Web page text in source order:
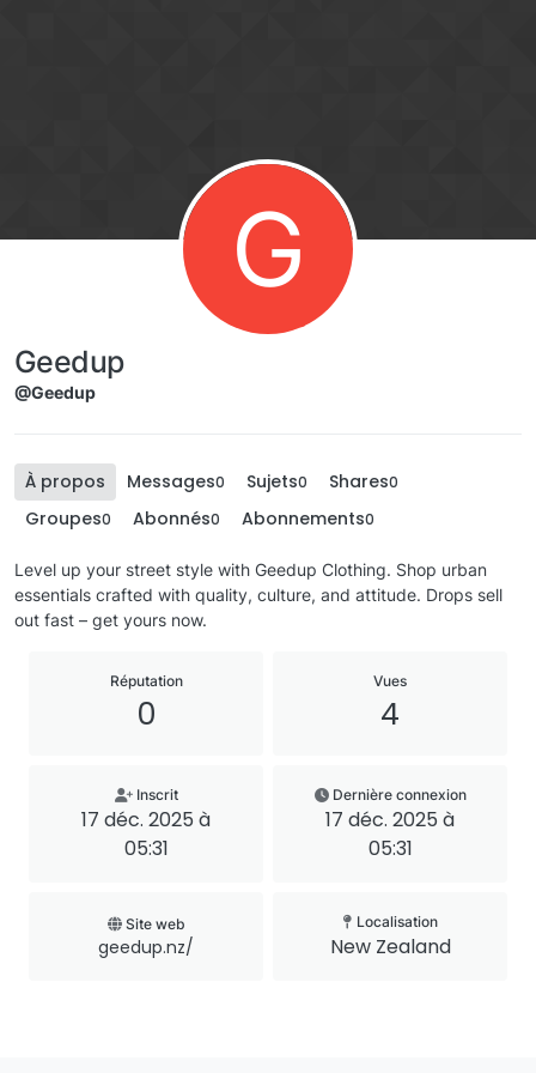
G
Geedup
@Geedup
À propos Messages0 Sujets0 Shares0
Groupes0 Abonnés0 Abonnements0
Level up your street style with Geedup Clothing. Shop urban
essentials crafted with quality, culture, and attitude. Drops sell
out fast – get yours now.
Réputation
0
Vues
4
Inscrit
17 déc. 2025 à
05:31
Dernière connexion
17 déc. 2025 à
05:31
Site web
geedup.nz/
Localisation
New Zealand